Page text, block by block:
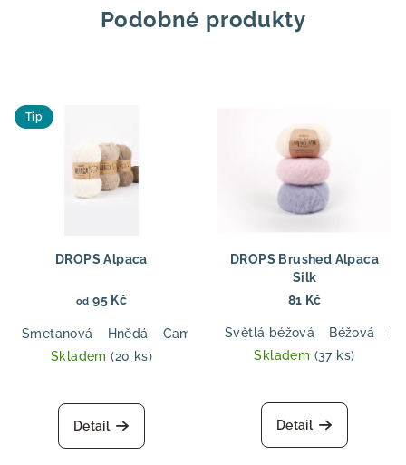
Podobné produkty
Tip
DROPS Alpaca
od 95 Kč
Smetanová Hnědá Camel Světle mořská zelená
Skladem(20 ks)
Detail
DROPS Brushed Alpaca
Silk
81 Kč
Světlá béžová Béžová
Skladem (37 ks)
hodnocení
produktu
Detail